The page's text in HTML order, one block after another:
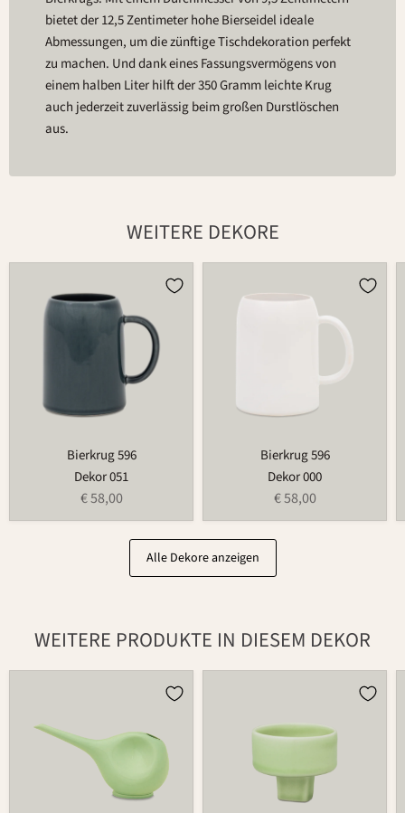
bietet der 12,5 Zentimeter hohe Bierseidel ideale
Abmessungen, um die zünftige Tischdekoration perfekt
zu machen. Und dank eines Fassungsvermögens von
einem halben Liter hilft der 350 Gramm leichte Krug
auch jederzeit zuverlässig beim großen Durstlöschen
aus.
WEITERE DEKORE
Bierkrug 596
Dekor 051
€ 58,00
Bierkrug 596
Dekor 000
€ 58,00
Alle Dekore anzeigen
WEITERE PRODUKTE IN DIESEM DEKOR